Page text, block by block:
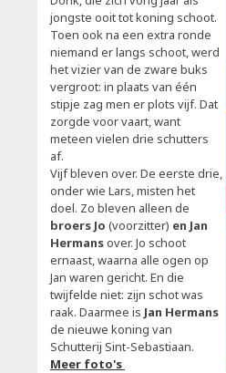
jongste ooit tot koning schoot.
Toen ook na een extra ronde
niemand er langs schoot, werd
het vizier van de zware buks
vergroot: in plaats van één
stipje zag men er plots vijf. Dat
zorgde voor vaart, want
meteen vielen drie schutters
af.
Vijf bleven over. De eerste drie,
onder wie Lars, misten het
doel. Zo bleven alleen de
broers Jo (voorzitter) en Jan
Hermansover. Jo schoot
ernaast, waarna alle ogen op
Jan waren gericht. En die
twijfelde niet: zijn schot was
raak. Daarmee is Jan Hermans
de nieuwe koning van
Schutterij Sint-Sebastiaan.
Meer foto's